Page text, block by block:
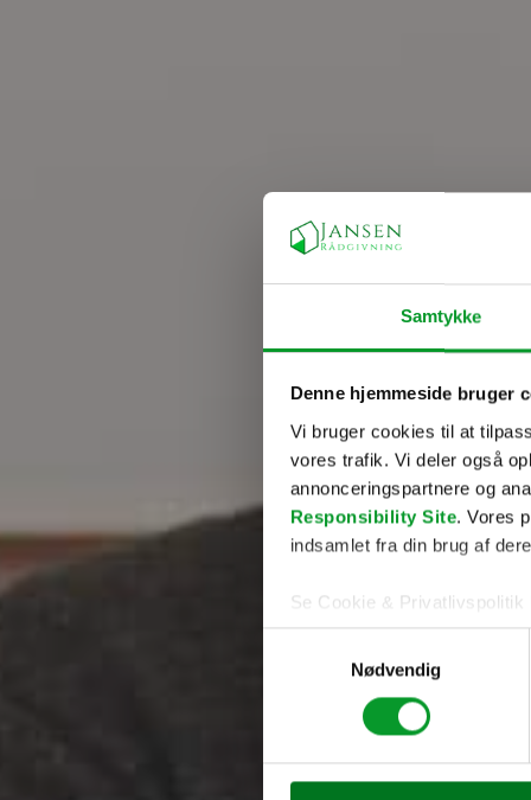
Samtykke
Denne hjemmeside bruger
Vi bruger cookies til at
vores trafik. Vi deler også
annonceringspartnere og
Responsibility Site. Vores
indsamlet fra din brug af
Se Cookie & Privatlivspolitik
Nødvendig